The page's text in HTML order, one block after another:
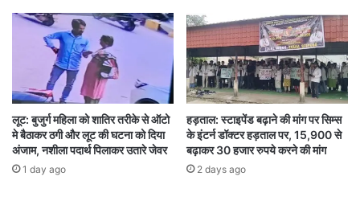
लग चुके हैं।
एक लाख से अधिक आवेदन लंबित हैं, जिन पर काम जारी
है।
कई घरों में बिजली बिल शून्य हो चुका है, जिससे लोगों के
बजट पर बड़ा फर्क पड़ा है।
लूट: बुजुर्ग महिला को शातिर तरीके से ऑटो
मे बैठाकर ठगी और लूट की घटना को दिया
अंजाम, नशीला पदार्थ पिलाकर उतारे जेवर
1 day ago
हड़ताल: स्टाइपेंड बढ़ाने की मांग पर सिम्स
के इंटर्न डॉक्टर हड़ताल पर, 15,900 से
बढ़ाकर 30 हजार रुपये करने की मांग
2 days ago